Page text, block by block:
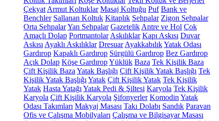
Çekyat Armut Koltuklar Masaj Koltuğu Puf Bank ve
Benchler Sallanan Koltuk Kitaplık Sehpalar Zigon Sehpalar
Orta SehpalarYan Sehpalar Gazetelik Antre ve Hol Çok
Amaçlı Dolap Portmantolar Askılıklar Kapı Askısı Duvar
Askısı Ayaklı Askılıklar Dresuar AyakkabılıkYatak Odası
Gardırop Kapaklı Gardırop Sürgülü Gardırop Bez Gardırop
Açık Dolap Köşe GardıropYüklük Baza Tek Kişilik Baza
Çift Kişilik Baza Yatak Başlığı Çift Kişilik Yatak Başlığı Tek
Kişilik Yatak Başlığı Yatak Çift Kişilik Yatak Tek Kişilik
Yatak Hasta Yatağı Yatak Pedi & Şiltesi Karyola Tek Kişilik
Karyola Çift Kişilik Karyola Şifonyerler Komodin Yatak
Odası Takımları Makyaj Masası Takı Dolabı Sandık Paravan
Ofis ve Çalışma Mobilyaları Çalışma ve Bilgisayar Masası